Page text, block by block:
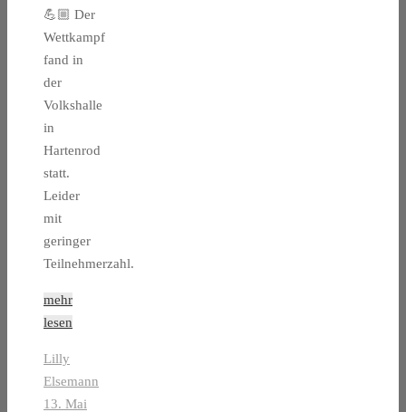
💪🏼 Der
Wettkampf
fand in
der
Volkshalle
in
Hartenrod
statt.
Leider
mit
geringer
Teilnehmerzahl.
mehr
lesen
Lilly
Elsemann
13. Mai